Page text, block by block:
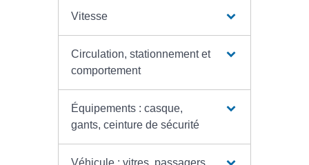
Vitesse
Circulation, stationnement et
comportement
Équipements : casque,
gants, ceinture de sécurité
Véhicule : vitres, passagers